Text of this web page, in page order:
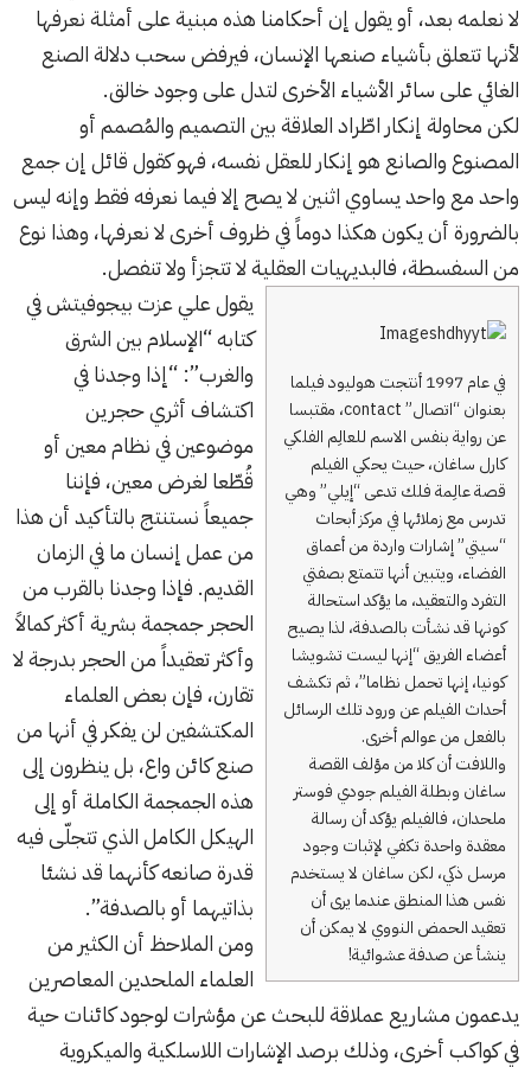
لا نعلمه بعد، أو يقول إن أحكامنا هذه مبنية على أمثلة نعرفها
لأنها تتعلق بأشياء صنعها الإنسان، فيرفض سحب دلالة الصنع
الغائي على سائر الأشياء الأخرى لتدل على وجود خالق.
لكن محاولة إنكار اطّراد العلاقة بين التصميم والمُصمم أو
المصنوع والصانع هو إنكار للعقل نفسه، فهو كقول قائل إن جمع
واحد مع واحد يساوي اثنين لا يصح إلا فيما نعرفه فقط وإنه ليس
بالضرورة أن يكون هكذا دوماً في ظروف أخرى لا نعرفها، وهذا نوع
من السفسطة، فالبديهيات العقلية لا تتجزأ ولا تنفصل.
في عام 1997 أنتجت هوليود فيلما
بعنوان “اتصال” contact، مقتبسا
عن رواية بنفس الاسم للعالِم الفلكي
كارل ساغان، حيث يحكي الفيلم
قصة عالِمة فلك تدعى “إيلي” وهي
تدرس مع زملائها في مركز أبحاث
“سيتي” إشارات واردة من أعماق
الفضاء، ويتبين أنها تتمتع بصفتي
التفرد والتعقيد، ما يؤكد استحالة
كونها قد نشأت بالصدفة، لذا يصيح
أعضاء الفريق “إنها ليست تشويشا
كونيا، إنها تحمل نظاما”، ثم تكشف
أحداث الفيلم عن ورود تلك الرسائل
بالفعل من عوالم أخرى.
واللافت أن كلا من مؤلف القصة
ساغان وبطلة الفيلم جودي فوستر
ملحدان، فالفيلم يؤكد أن رسالة
معقدة واحدة تكفي لإثبات وجود
مرسل ذكي، لكن ساغان لا يستخدم
نفس هذا المنطق عندما يرى أن
تعقيد الحمض النووي لا يمكن أن
ينشأ عن صدفة عشوائية!
يقول علي عزت بيجوفيتش في
كتابه “الإسلام بين الشرق
والغرب”: “إذا وجدنا في
اكتشاف أثري حجرين
موضوعين في نظام معين أو
قُطّعا لغرض معين، فإننا
جميعاً نستنتج بالتأكيد أن هذا
من عمل إنسان ما في الزمان
القديم. فإذا وجدنا بالقرب من
الحجر جمجمة بشرية أكثر كمالاً
وأكثر تعقيداً من الحجر بدرجة لا
تقارن، فإن بعض العلماء
المكتشفين لن يفكر في أنها من
صنع كائن واع، بل ينظرون إلى
هذه الجمجمة الكاملة أو إلى
الهيكل الكامل الذي تتجلّى فيه
قدرة صانعه كأنهما قد نشئا
بذاتيهما أو بالصدفة”.
ومن الملاحظ أن الكثير من
العلماء الملحدين المعاصرين
يدعمون مشاريع عملاقة للبحث عن مؤشرات لوجود كائنات حية
في كواكب أخرى، وذلك برصد الإشارات اللاسلكية والميكروية